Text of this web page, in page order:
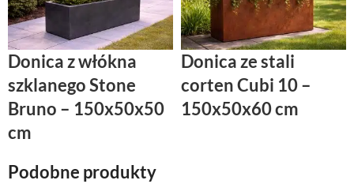
Donica z włókna
szklanego Stone
Bruno – 150x50x50
cm
Donica ze stali
corten Cubi 10 –
150x50x60 cm
Podobne produkty